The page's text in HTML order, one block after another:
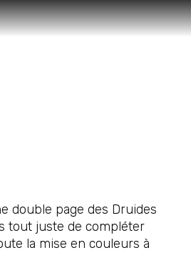
double page des Druides
tout juste de compléter
la mise en couleurs à